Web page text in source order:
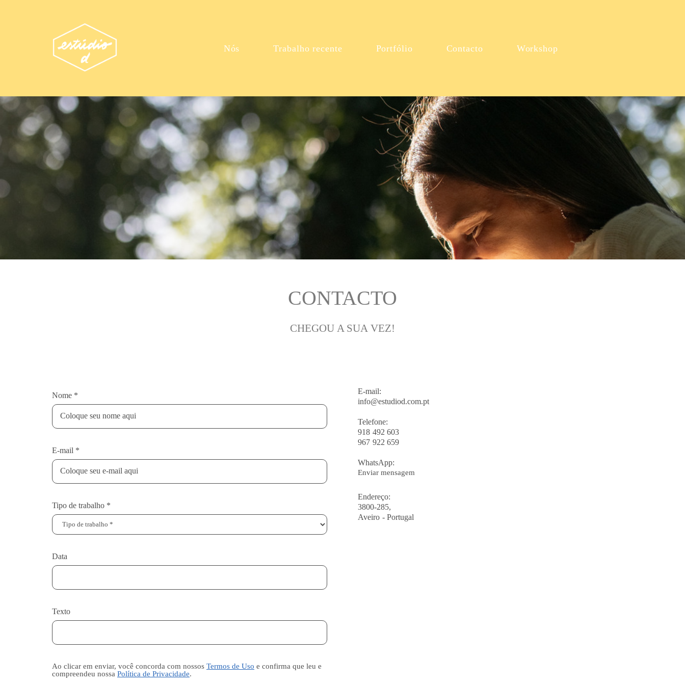
Nós Trabalho recente Portfólio Contacto Workshop
CONTACTO
CHEGOU A SUA VEZ!
Nome *
E-mail *
Tipo de trabalho *
Data
Texto
Ao clicar em enviar, você concorda com nossos Termos de Uso e confirma que leu e
compreendeu nossa Política de Privacidade.
E-mail:
info@estudiod.com.pt
Telefone:
918 492 603
967 922 659
WhatsApp:
Enviar mensagem
Endereço:
3800-285,
Aveiro - Portugal